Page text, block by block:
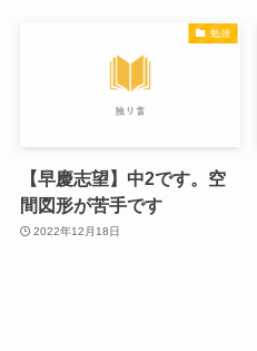
勉強
【早慶志望】中2です。空
間図形が苦手です
2022年12月18日